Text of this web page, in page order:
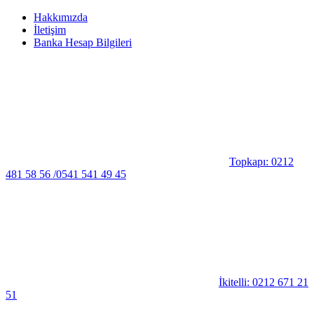
Hakkımızda
İletişim
Banka Hesap Bilgileri
Topkapı: 0212
481 58 56 /0541 541 49 45
İkitelli: 0212 671 21
51